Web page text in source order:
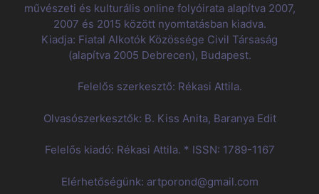
művészeti és kulturális online folyóirata alapítva 2007,
2007 és 2015 között nyomtatásban kiadva.
Kiadja: Fiatal Alkotók Közössége Civil Társaság
(alapítva 2005 Debrecen), Budapest.
Felelős szerkesztő: Rékasi Attila.
Olvasószerkesztők: B. Kiss Anita, Baranya Edit
Felelős kiadó: Rékasi Attila. * ISSN: 1789-1167
Elérhetőségünk: artporond@gmail.com